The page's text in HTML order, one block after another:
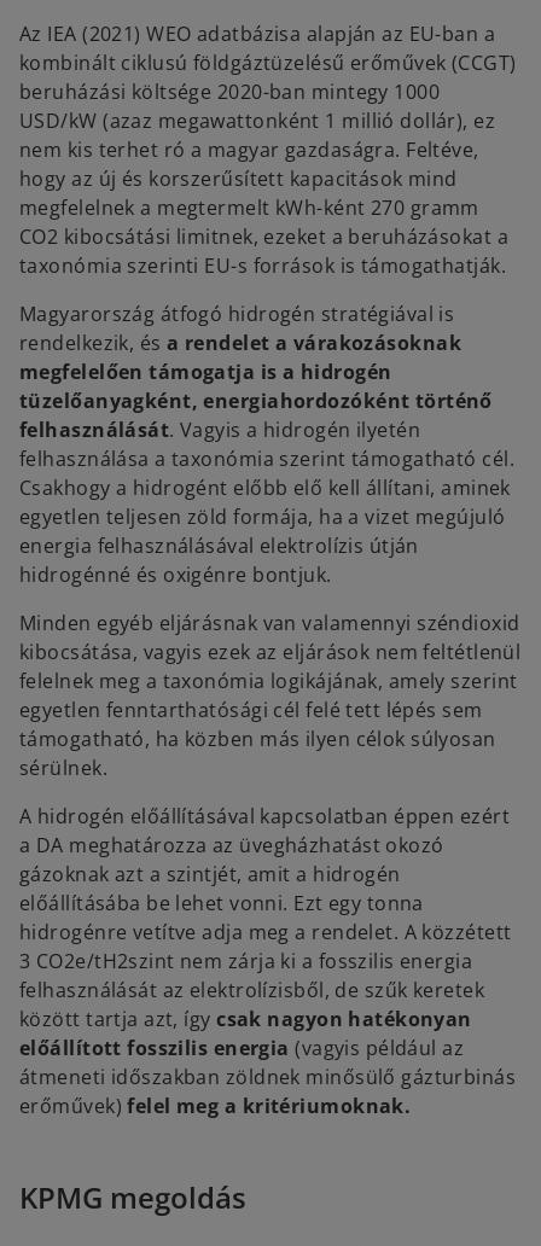
Az IEA (2021) WEO adatbázisa alapján az EU-ban a
kombinált ciklusú földgáztüzelésű erőművek (CCGT)
beruházási költsége 2020-ban mintegy 1000
USD/kW (azaz megawattonként 1 millió dollár), ez
nem kis terhet ró a magyar gazdaságra. Feltéve,
hogy az új és korszerűsített kapacitások mind
megfelelnek a megtermelt kWh-ként 270 gramm
CO2 kibocsátási limitnek, ezeket a beruházásokat a
taxonómia szerinti EU-s források is támogathatják.
Magyarország átfogó hidrogén stratégiával is
rendelkezik, ésa rendelet a várakozásoknak
megfelelően támogatja is a hidrogén
tüzelőanyagként, energiahordozóként történő
felhasználását. Vagyis a hidrogén ilyetén
felhasználása a taxonómia szerint támogatható cél.
Csakhogy a hidrogént előbb elő kell állítani, aminek
egyetlen teljesen zöld formája, ha a vizet megújuló
energia felhasználásával elektrolízis útján
hidrogénné és oxigénre bontjuk.
Minden egyéb eljárásnak van valamennyi széndioxid
kibocsátása, vagyis ezek az eljárások nem feltétlenül
felelnek meg a taxonómia logikájának, amely szerint
egyetlen fenntarthatósági cél felé tett lépés sem
támogatható, ha közben más ilyen célok súlyosan
sérülnek.
A hidrogén előállításával kapcsolatban éppen ezért
a DA meghatározza az üvegházhatást okozó
gázoknak azt a szintjét, amit a hidrogén
előállításába be lehet vonni. Ezt egy tonna
hidrogénre vetítve adja meg a rendelet. A közzétett
3 CO2e/tH2szint nem zárja ki a fosszilis energia
felhasználását az elektrolízisből, de szűk keretek
között tartja azt, ígycsak nagyon hatékonyan
előállított fosszilis energia (vagyis például az
átmeneti időszakban zöldnek minősülő gázturbinás
erőművek)felel meg a kritériumoknak.
KPMG megoldás